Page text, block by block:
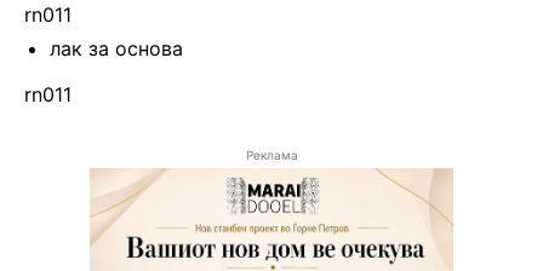
rn011
лак за основа
rn011
Реклама